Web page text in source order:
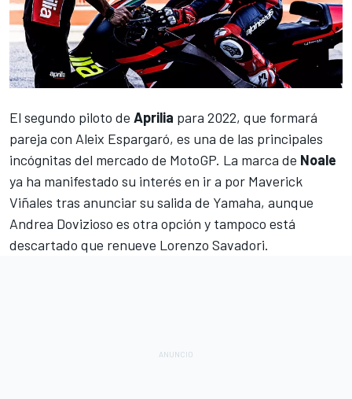
El segundo piloto de Aprilia para 2022, que formará
pareja con Aleix Espargaró, es una de las principales
incógnitas del mercado de MotoGP. La marca de Noale
ya ha manifestado su interés en ir a por Maverick
Viñales tras anunciar su salida de Yamaha, aunque
Andrea Dovizioso es otra opción y tampoco está
descartado que renueve Lorenzo Savadori.